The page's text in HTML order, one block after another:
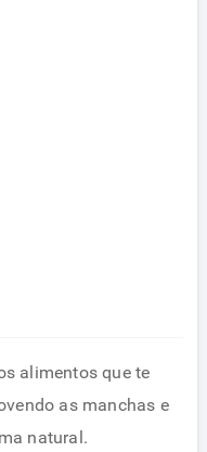
alimentos que te
as manchas e
natural.